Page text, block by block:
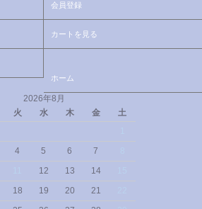
会員登録
カートを見る
ホーム
2026年8月
火 水 木 金
土
4 5 6 7
12 13 14
18 19 20 21